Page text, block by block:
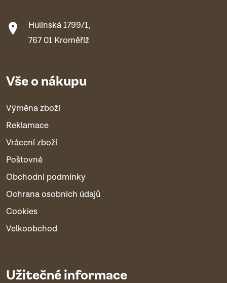
Hulínská 1799/1,
767 01 Kroměříž
Vše o nákupu
Výměna zboží
Reklamace
Vrácení zboží
Poštovné
Obchodní podmínky
Ochrana osobních údajů
Cookies
Velkoobchod
Užitečné informace